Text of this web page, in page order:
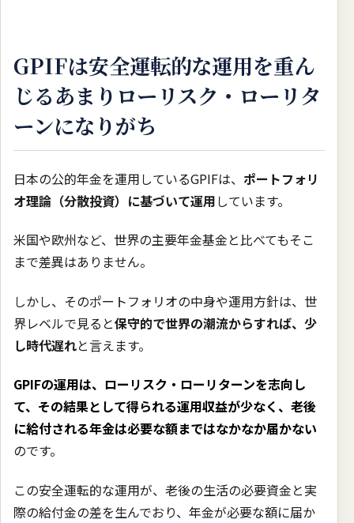
GPIFは安全運転的な運用を重ん
じるあまりローリスク・ローリタ
ーンになりがち
日本の公的年金を運用しているGPIFは、 ポートフォリ
オ理論（分散投資）に基づいて運用しています。
米国や欧州など、世界の主要年金基金と比べてもそこ
まで差異はありません。
しかし、そのポートフォリオの中身や運用方針は、世
界レベルで見ると保守的で世界の潮流からすれば、少
し時代遅れと言えます。
GPIFの運用は、ローリスク・ローリターンを志向し
て、その結果として得られる運用収益が少なく、老後
に給付される年金は必要な額まではなかなか届かない
のです。
この安全運転的な運用が、老後の生活の必要資金と実
際の給付金の差を生んでおり、年金が必要な額に届か